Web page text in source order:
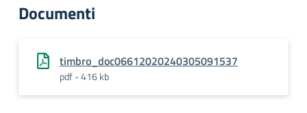
Documenti
timbro_doc06612020240305091537
pdf - 416 kb